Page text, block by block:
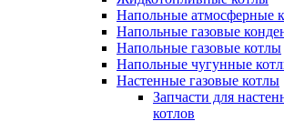
Напольные атмосферные
Напольные газовые
Напольные газовые котлы
Напольные чугунные
Настенные газовые котлы
Запчасти для
котлов